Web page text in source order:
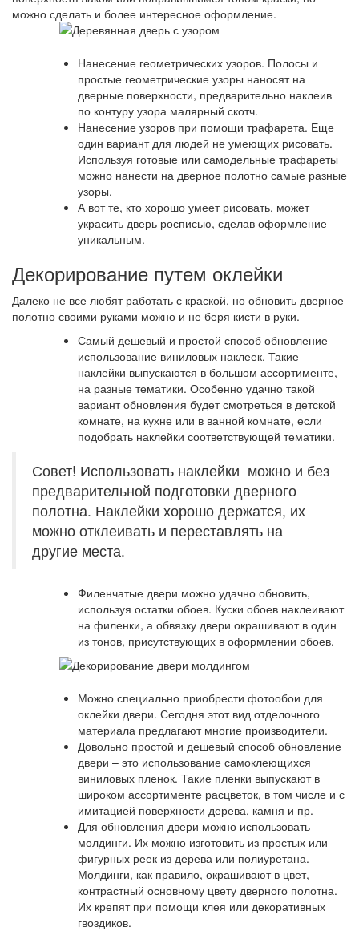
можно сделать и более интересное оформление.
Нанесение геометрических узоров. Полосы и
простые геометрические узоры наносят на
дверные поверхности, предварительно наклеив
по контуру узора малярный скотч.
Нанесение узоров при помощи трафарета. Еще
один вариант для людей не умеющих рисовать.
Используя готовые или самодельные трафареты
можно нанести на дверное полотно самые разные
узоры.
А вот те, кто хорошо умеет рисовать, может
украсить дверь росписью, сделав оформление
уникальным.
Декорирование путем оклейки
Далеко не все любят работать с краской, но обновить дверное
полотно своими руками можно и не беря кисти в руки.
Самый дешевый и простой способ обновление –
использование виниловых наклеек. Такие
наклейки выпускаются в большом ассортименте,
на разные тематики. Особенно удачно такой
вариант обновления будет смотреться в детской
комнате, на кухне или в ванной комнате, если
подобрать наклейки соответствующей тематики.
Совет! Использовать наклейки можно и без
предварительной подготовки дверного
полотна. Наклейки хорошо держатся, их
можно отклеивать и переставлять на
другие места.
Филенчатые двери можно удачно обновить,
используя остатки обоев. Куски обоев наклеивают
на филенки, а обвязку двери окрашивают в один
из тонов, присутствующих в оформлении обоев.
Можно специально приобрести фотообои для
оклейки двери. Сегодня этот вид отделочного
материала предлагают многие производители.
Довольно простой и дешевый способ обновление
двери – это использование самоклеющихся
виниловых пленок. Такие пленки выпускают в
широком ассортименте расцветок, в том числе и с
имитацией поверхности дерева, камня и пр.
Для обновления двери можно использовать
молдинги. Их можно изготовить из простых или
фигурных реек из дерева или полиуретана.
Молдинги, как правило, окрашивают в цвет,
контрастный основному цвету дверного полотна.
Их крепят при помощи клея или декоративных
гвоздиков.